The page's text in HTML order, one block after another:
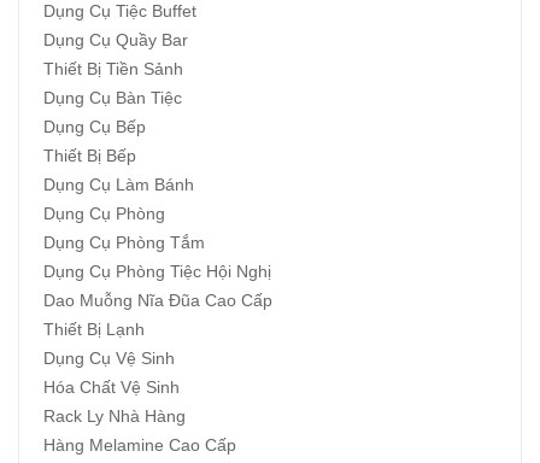
Dụng Cụ Tiệc Buffet
Dụng Cụ Quầy Bar
Thiết Bị Tiền Sảnh
Dụng Cụ Bàn Tiệc
Dụng Cụ Bếp
Thiết Bị Bếp
Dụng Cụ Làm Bánh
Dụng Cụ Phòng
Dụng Cụ Phòng Tắm
Dụng Cụ Phòng Tiệc Hội Nghị
Dao Muỗng Nĩa Đũa Cao Cấp
Thiết Bị Lạnh
Dụng Cụ Vệ Sinh
Hóa Chất Vệ Sinh
Rack Ly Nhà Hàng
Hàng Melamine Cao Cấp